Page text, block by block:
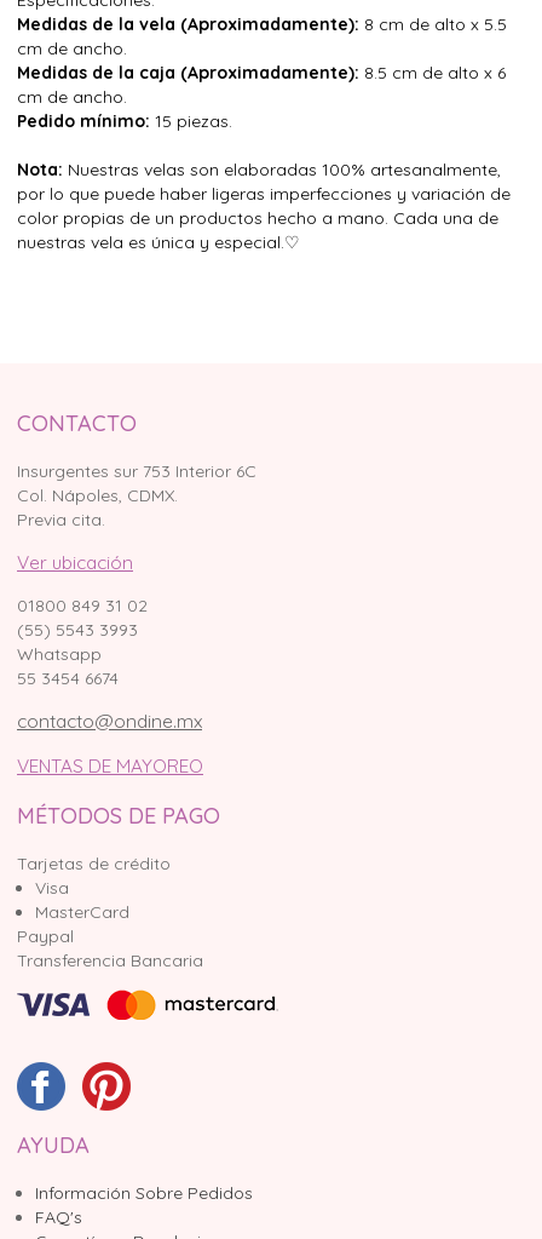
Medidas de la vela (Aproximadamente): 8 cm de alto x 5.5
cm de ancho.
Medidas de la caja (Aproximadamente): 8.5 cm de alto x 6
cm de ancho.
Pedido mínimo: 15 piezas.
Nota: Nuestras velas son elaboradas 100% artesanalmente,
por lo que puede haber ligeras imperfecciones y variación de
color propias de un productos hecho a mano. Cada una de
nuestras vela es única y especial.♡
CONTACTO
Insurgentes sur 753 Interior 6C
Col. Nápoles, CDMX.
Previa cita.
Ver ubicación
01800 849 31 02
(55) 5543 3993
Whatsapp
55 3454 6674
contacto@ondine.mx
VENTAS DE MAYOREO
MÉTODOS DE PAGO
Tarjetas de crédito
Visa
MasterCard
Paypal
Transferencia Bancaria
AYUDA
Información Sobre Pedidos
FAQ's